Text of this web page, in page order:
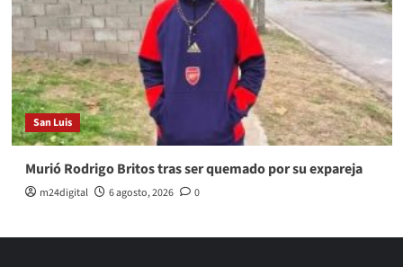
San Luis
Murió Rodrigo Britos tras ser quemado por su expareja
m24digital 6 agosto, 2026 0